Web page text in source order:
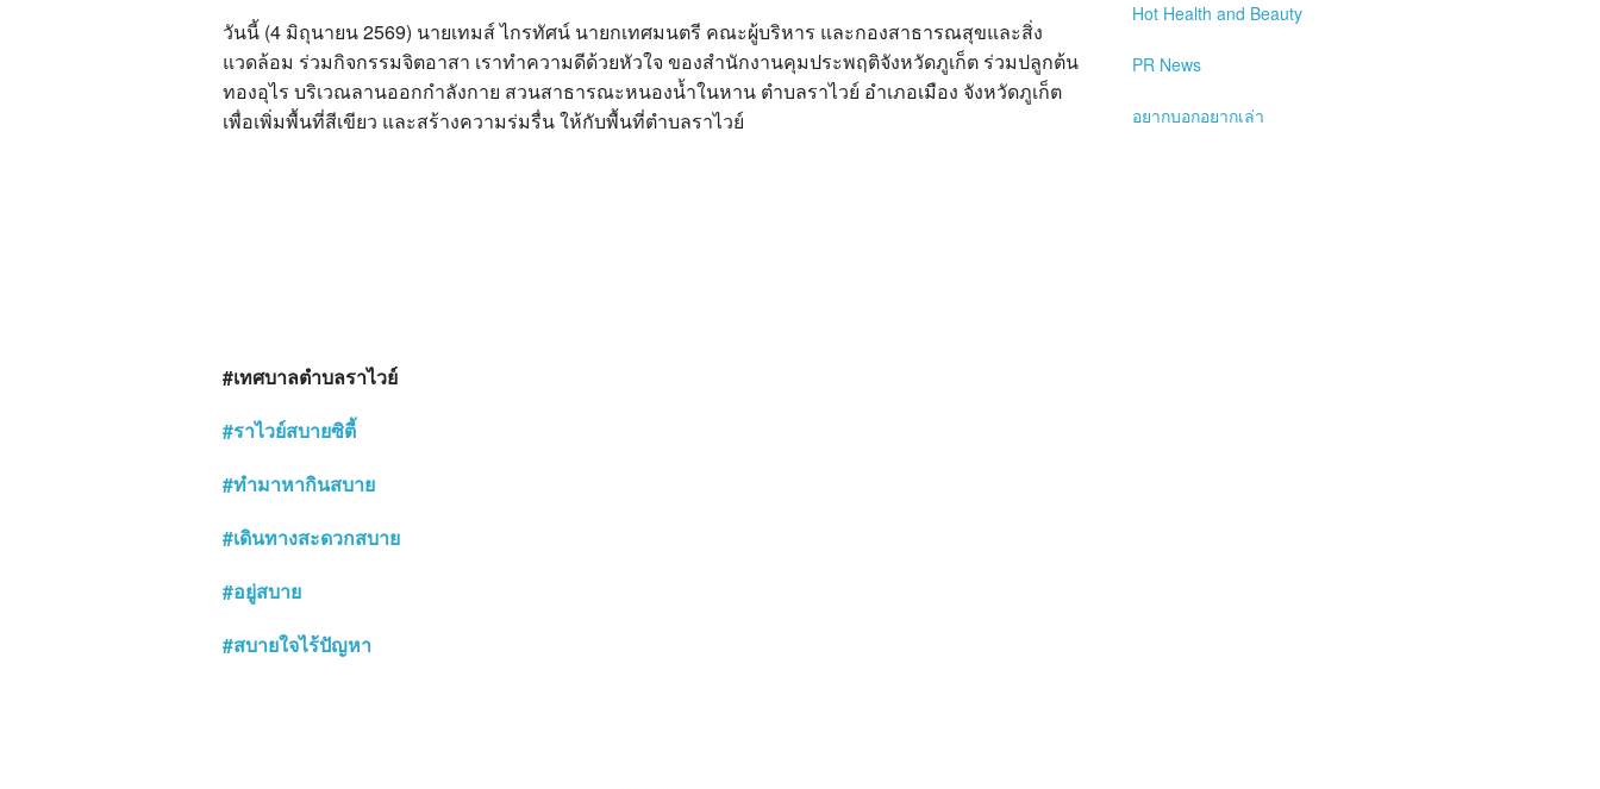
วันนี้ (4 มิถุนายน 2569) นายเทมส์ ไกรทัศน์ นายกเทศมนตรี คณะผู้บริหาร และกองสาธารณสุขและสิ่ง
แวดล้อม ร่วมกิจกรรมจิตอาสา เราทำความดีด้วยหัวใจ ของสํานักงานคุมประพฤติจังหวัดภูเก็ต ร่วมปลูกต้น
ทองอุไร บริเวณลานออกกำลังกาย สวนสาธารณะหนองน้ำในหาน ตำบลราไวย์ อำเภอเมือง จังหวัดภูเก็ต
เพื่อเพิ่มพื้นที่สีเขียว และสร้างความร่มรื่น ให้กับพื้นที่ตำบลราไวย์
#เทศบาลตำบลราไวย์
#ราไวย์สบายซิตี้
#ทำมาหากินสบาย
#เดินทางสะดวกสบาย
#อยู่สบาย
#สบายใจไร้ปัญหา
Hot Health and Beauty
PR News
อยากบอกอยากเล่า